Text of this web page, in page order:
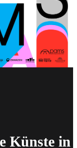
Künste in